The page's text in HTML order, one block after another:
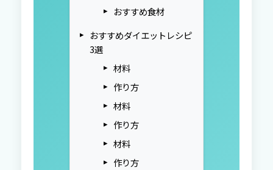
おすすめ食材
おすすめダイエットレシピ
3選
材料
作り方
材料
作り方
材料
作り方